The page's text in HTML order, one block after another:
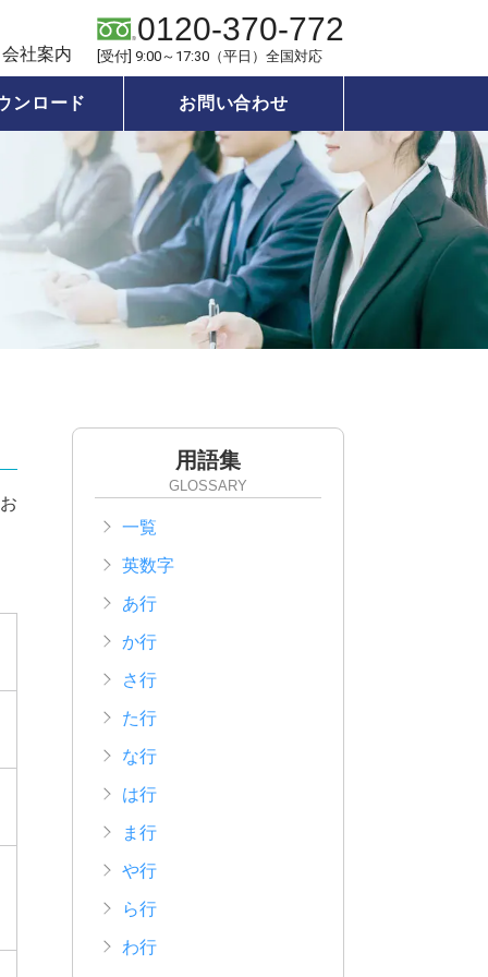
会社案内
0120-370-772
[受付] 9:00～17:30（平日）全国対応
ンロード お問い合わせ
用語集
GLOSSARY
一覧
英数字
あ行
か行
さ行
た行
な行
は行
ま行
や行
ら行
わ行